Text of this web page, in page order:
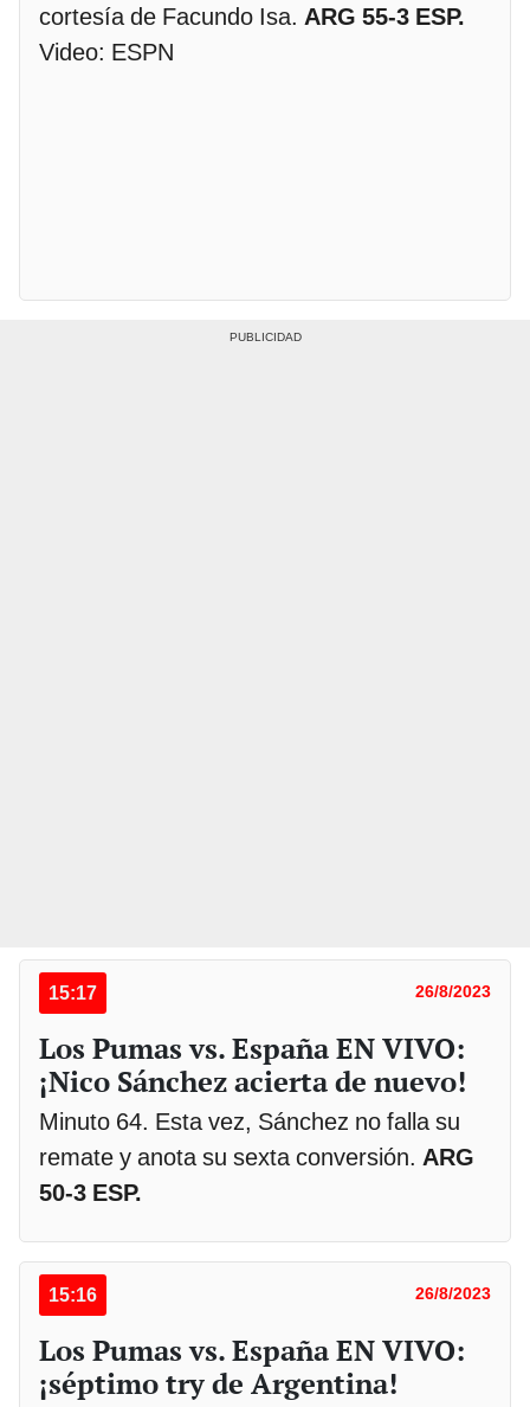
cortesía de Facundo Isa. ARG 55-3 ESP.
Video: ESPN
15:17 26/8/2023
Los Pumas vs. España EN VIVO:
¡Nico Sánchez acierta de nuevo!
Minuto 64. Esta vez, Sánchez no falla su
remate y anota su sexta conversión. ARG
50-3 ESP.
15:16 26/8/2023
Los Pumas vs. España EN VIVO:
¡séptimo try de Argentina!